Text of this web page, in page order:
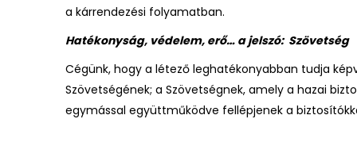
a kárrendezési folyamatban.
Hatékonyság, védelem, erő… a jelszó: Szövetség
Cégünk, hogy a létező leghatékonyabban tudja
Szövetségének; a Szövetségnek, amely a hazai
egymással együttműködve fellépjenek a